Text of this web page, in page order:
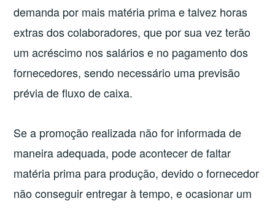
demanda por mais matéria prima e talvez horas
extras dos colaboradores, que por sua vez terão
um acréscimo nos salários e no pagamento dos
fornecedores, sendo necessário uma previsão
prévia de fluxo de caixa.
Se a promoção realizada não for informada de
maneira adequada, pode acontecer de faltar
matéria prima para produção, devido o fornecedor
não conseguir entregar à tempo, e ocasionar um